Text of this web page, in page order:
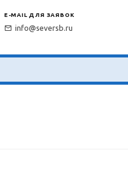
E-MAIL ДЛЯ ЗАЯВОК
info@seversb.ru